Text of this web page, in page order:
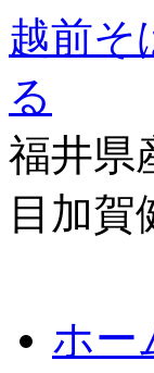
越前そ
る
福井県
目加
ン
ホー